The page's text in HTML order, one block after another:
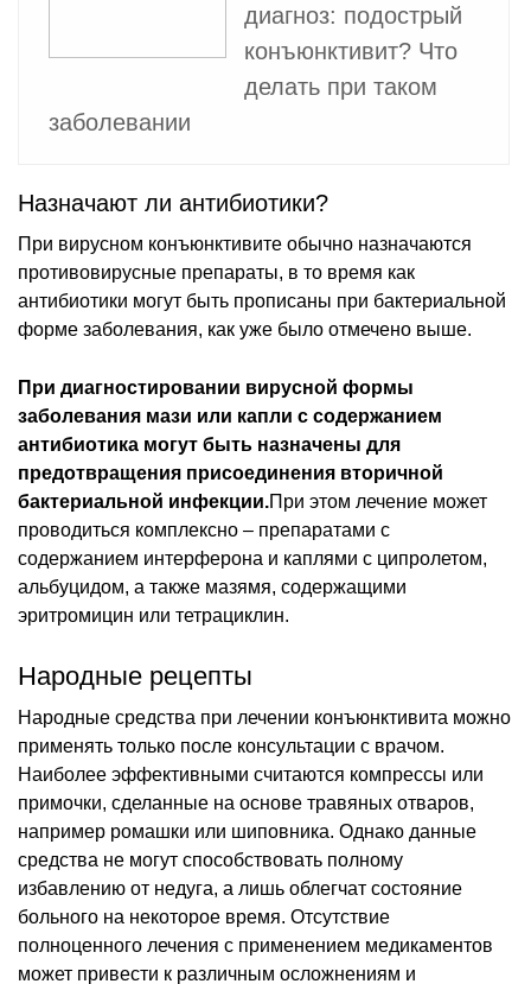
диагноз: подострый
конъюнктивит? Что
делать при таком
заболевании
Назначают ли антибиотики?
При вирусном конъюнктивите обычно назначаются
противовирусные препараты, в то время как
антибиотики могут быть прописаны при бактериальной
форме заболевания, как уже было отмечено выше.
При диагностировании вирусной формы
заболевания мази или капли с содержанием
антибиотика могут быть назначены для
предотвращения присоединения вторичной
бактериальной инфекции.При этом лечение может
проводиться комплексно – препаратами с
содержанием интерферона и каплями с ципролетом,
альбуцидом, а также мазямя, содержащими
эритромицин или тетрациклин.
Народные рецепты
Народные средства при лечении конъюнктивита можно
применять только после консультации с врачом.
Наиболее эффективными считаются компрессы или
примочки, сделанные на основе травяных отваров,
например ромашки или шиповника. Однако данные
средства не могут способствовать полному
избавлению от недуга, а лишь облегчат состояние
больного на некоторое время. Отсутствие
полноценного лечения с применением медикаментов
может привести к различным осложнениям и